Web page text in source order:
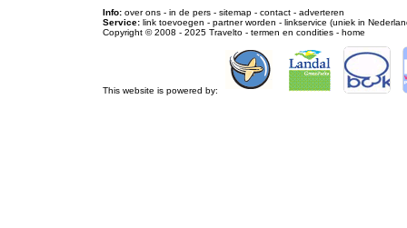
Info: over ons - in de pers - sitemap - contact - adverteren
Service: link toevoegen - partner worden - linkservice (uniek in
Copyright © 2008 - 2025 Travelto - termen en condities - home
This website is powered by: